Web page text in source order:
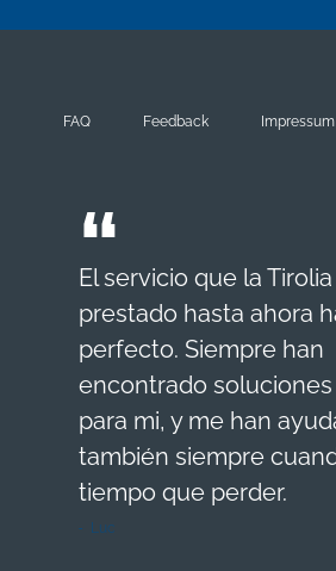
FAQ Feedback Impressum
El servicio que la
prestado hasta ahora
perfecto. Siempre han
encontrado soluciones
para mi, y me han
también siempre
tiempo que perder.
Luc